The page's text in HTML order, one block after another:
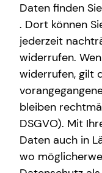
Ganzheitlich
Ausrichtung auf
Bedürfnisse.
deine
maßgeschneidertes
immer wieder neu
anpassen können –
Um dir passende
tecis mit einer
Daten finden
. Dort können
jederzeit
widerrufen.
widerrufen, gilt
bleiben
DSGVO). Mit
Daten auch in
wo